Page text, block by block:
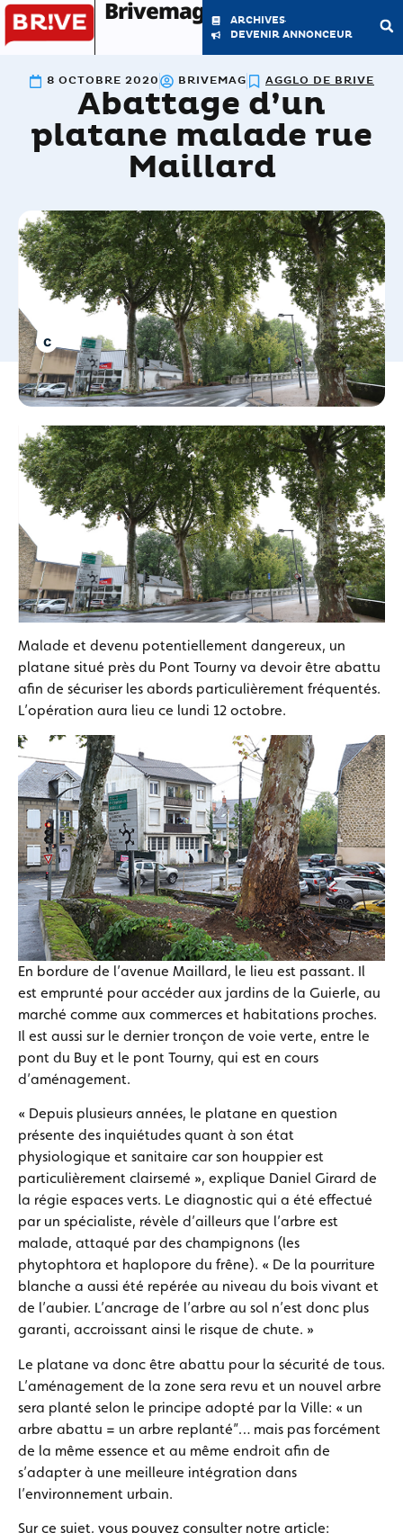
Brivemag'
ARCHIVES
DEVENIR ANNONCEUR
8 OCTOBRE 2020 BRIVEMAG AGGLO DE BRIVE
Abattage d’un
platane malade rue
Maillard
Malade et devenu potentiellement dangereux, un
platane situé près du Pont Tourny va devoir être abattu
afin de sécuriser les abords particulièrement fréquentés.
L’opération aura lieu ce lundi 12 octobre.
En bordure de l’avenue Maillard, le lieu est passant. Il
est emprunté pour accéder aux jardins de la Guierle, au
marché comme aux commerces et habitations proches.
Il est aussi sur le dernier tronçon de voie verte, entre le
pont du Buy et le pont Tourny, qui est en cours
d’aménagement.
« Depuis plusieurs années, le platane en question
présente des inquiétudes quant à son état
physiologique et sanitaire car son houppier est
particulièrement clairsemé », explique Daniel Girard de
la régie espaces verts. Le diagnostic qui a été effectué
par un spécialiste, révèle d’ailleurs que l’arbre est
malade, attaqué par des champignons (les
phytophtora et haplopore du frêne). « De la pourriture
blanche a aussi été repérée au niveau du bois vivant et
de l’aubier. L’ancrage de l’arbre au sol n’est donc plus
garanti, accroissant ainsi le risque de chute. »
Le platane va donc être abattu pour la sécurité de tous.
L’aménagement de la zone sera revu et un nouvel arbre
sera planté selon le principe adopté par la Ville: « un
arbre abattu = un arbre replanté”… mais pas forcément
de la même essence et au même endroit afin de
s’adapter à une meilleure intégration dans
l’environnement urbain.
Sur ce sujet, vous pouvez consulter notre article: